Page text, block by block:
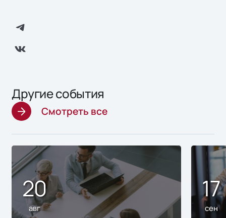
Другие события
Смотреть все
20
авг
17
сен